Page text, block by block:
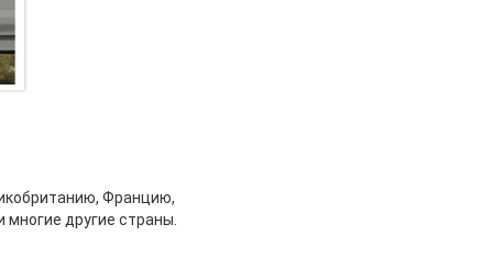
Францию,
другие страны.